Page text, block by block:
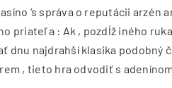
‘s správa o reputácii
priateľa : Ak , pozdĺž iného
dnu najdrahší klasika podobný
, tieto hra odvodiť s